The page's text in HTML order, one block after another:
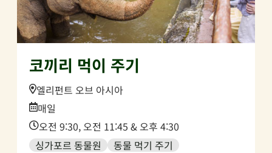
코끼리 먹이 주기
Location:
엘리펀트 오브 아시아
Date:
매일
Time:
오전 9:30, 오전 11:45 & 오후 4:30
싱가포르 동물원
동물 먹기 주기